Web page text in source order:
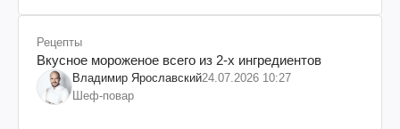
Рецепты
Вкусное мороженое всего из 2-х ингредиентов
Владимир Ярославский24.07.2026 10:27
Шеф-повар